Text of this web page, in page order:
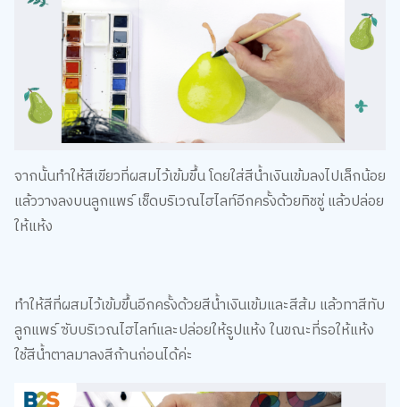
จากนั้นทำให้สีเขียวที่ผสมไว้เข้มขึ้น โดยใส่สีน้ำเงินเข้มลงไปเล็กน้อย
แล้ววางลงบนลูกแพร์ เช็ดบริเวณไฮไลท์อีกครั้งด้วยทิชชู่ แล้วปล่อย
ให้แห้ง
ทำให้สีที่ผสมไว้เข้มขึ้นอีกครั้งด้วยสีน้ำเงินเข้มและสีส้ม แล้วทาสีทับ
ลูกแพร์ ซับบริเวณไฮไลท์และปล่อยให้รูปแห้ง ในขณะที่รอให้แห้ง
ใช้สีน้ำตาลมาลงสีก้านก่อนได้ค่ะ